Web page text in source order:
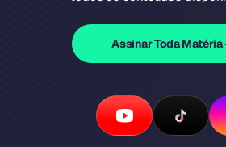
Assinar Toda Matéria